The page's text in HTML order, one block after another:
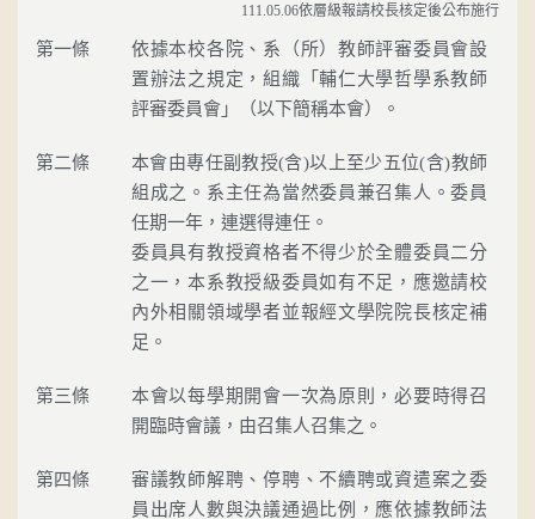
111.05.06依層級報請校長核定後公布施行
第一條
依據本校各院、系（所）教師評審委員會設
置辦法之規定，組織「輔仁大學哲學系教師
評審委員會」（以下簡稱本會）。
第二條
本會由專任副教授(含)以上至少五位(含)教師
組成之。系主任為當然委員兼召集人。委員
任期一年，連選得連任。
委員具有教授資格者不得少於全體委員二分
之一，本系教授級委員如有不足，應邀請校
內外相關領域學者並報經文學院院長核定補
足。
第三條
本會以每學期開會一次為原則，必要時得召
開臨時會議，由召集人召集之。
第四條
審議教師解聘、停聘、不續聘或資遣案之委
員出席人數與決議通過比例，應依據教師法